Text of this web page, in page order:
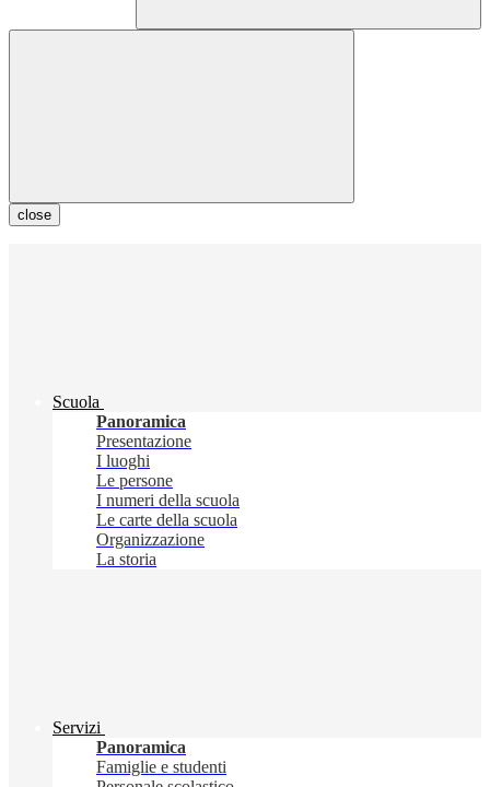
close
Scuola
Panoramica
Presentazione
I luoghi
Le persone
I numeri della scuola
Le carte della scuola
Organizzazione
La storia
Servizi
Panoramica
Famiglie e studenti